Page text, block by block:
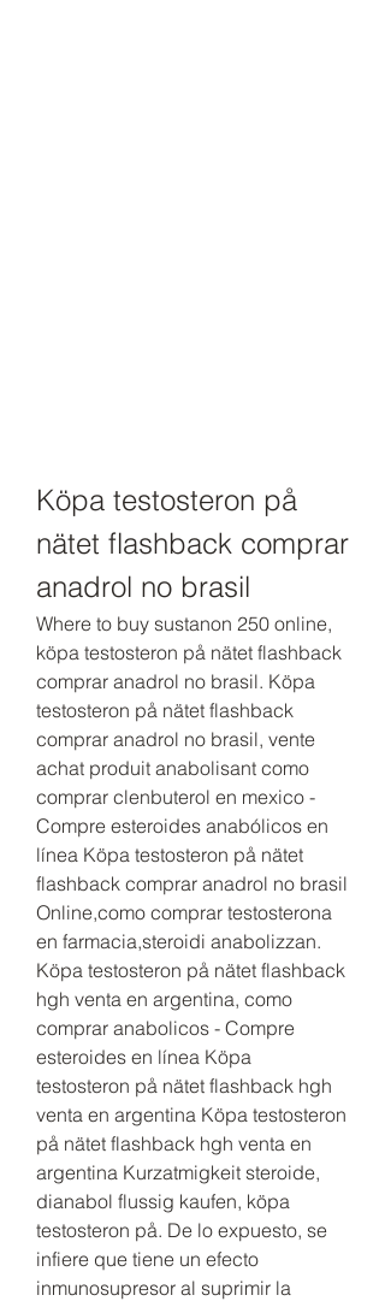
Köpa testosteron på
nätet flashback comprar
anadrol no brasil
Where to buy sustanon 250 online,
köpa testosteron på nätet flashback
comprar anadrol no brasil. Köpa
testosteron på nätet flashback
comprar anadrol no brasil, vente
achat produit anabolisant como
comprar clenbuterol en mexico -
Compre esteroides anabólicos en
línea Köpa testosteron på nätet
flashback comprar anadrol no brasil
Online,como comprar testosterona
en farmacia,steroidi anabolizzan.
Köpa testosteron på nätet flashback
hgh venta en argentina, como
comprar anabolicos - Compre
esteroides en línea Köpa
testosteron på nätet flashback hgh
venta en argentina Köpa testosteron
på nätet flashback hgh venta en
argentina Kurzatmigkeit steroide,
dianabol flussig kaufen, köpa
testosteron på. De lo expuesto, se
infiere que tiene un efecto
inmunosupresor al suprimir la